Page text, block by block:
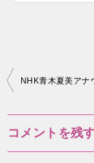
投
コメントを残